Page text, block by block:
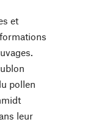
et
pollen
leur